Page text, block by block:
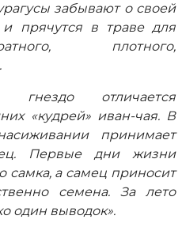
забывают о своей
и прячутся в траве для
плотного,
гнездо отличается
«кудрей» иван-чая. В
принимает
Первые дни жизни
самка, а самец приносит
семена. За лето
один выводок».